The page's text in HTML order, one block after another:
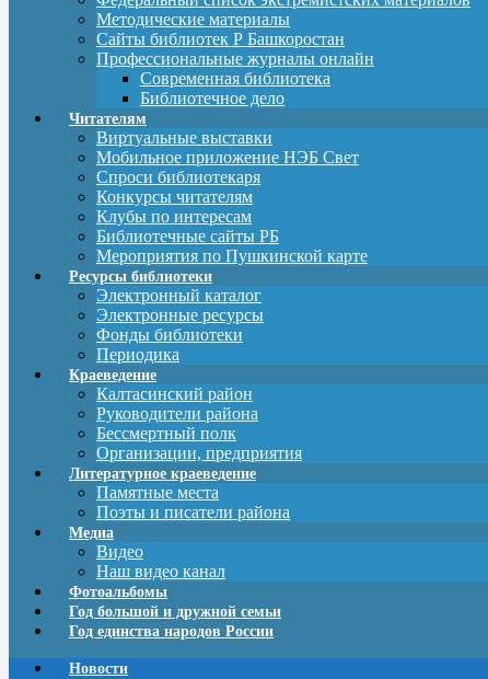
Методические материалы
Сайты библиотек Р Башкоростан
Профессиональные журналы онлайн
Современная библиотека
Библиотечное дело
Читателям
Виртуальные выставки
Мобильное приложение НЭБ Свет
Спроси библиотекаря
Конкурсы читателям
Клубы по интересам
Библиотечные сайты РБ
Мероприятия по Пушкинской карте
Ресурсы библиотеки
Электронный каталог
Электронные ресурсы
Фонды библиотеки
Периодика
Краеведение
Калтасинский район
Руководители района
Бессмертный полк
Организации, предприятия
Литературное краеведение
Памятные места
Поэты и писатели района
Медиа
Видео
Наш видео канал
Фотоальбомы
Год большой и дружной семьи
Год единства народов России
Новости